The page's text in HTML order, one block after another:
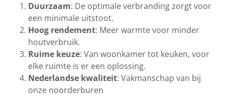
Duurzaam: De optimale verbranding zorgt voor
een minimale uitstoot.
Hoog rendement: Meer warmte voor minder
houtverbruik.
Ruime keuze: Van woonkamer tot keuken, voor
elke ruimte is er een oplossing.
Nederlandse kwaliteit: Vakmanschap van bij
onze noorderburen